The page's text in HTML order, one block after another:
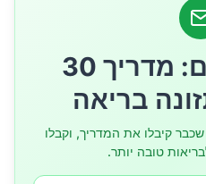
🎁 קבלו חינם: מדריך 30
בריאה
ישראלים שכבר קיבלו את המדריך, וקבלו
טובה יותר.